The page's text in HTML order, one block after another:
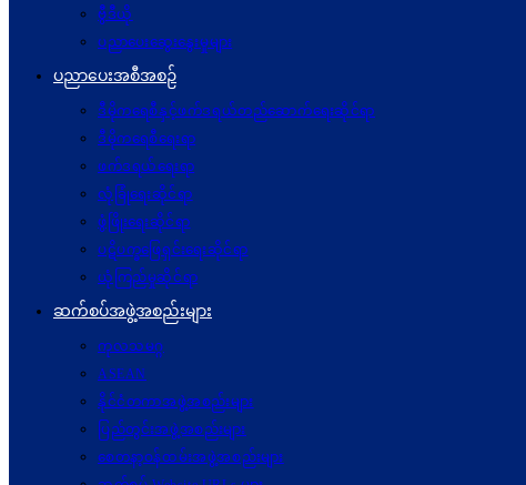
ဗွီဒီယို
ပညာပေးဆွေးနွေးမှုများ
ပညာပေးအစီအစဉ်
ဒီမိုကရေစီနှင့်ဖက်ဒရယ်တည်ဆောက်ရေးဆိုင်ရာ
ဒီမိုကရေစီရေးရာ
ဖက်ဒရယ်ရေးရာ
လုံခြုံရေးဆိုင်ရာ
ဖွံဖြိုးရေးဆိုင်ရာ
ပဋိပက္ခ‌ဖြေရှင်းရေးဆိုင်ရာ
ယုံကြည်မှုဆိုင်ရာ
ဆက်စပ်အဖွဲ့အစည်းများ
ကုလသမဂ္ဂ
ASEAN
နိုင်ငံတကာအဖွဲ့အစည်းများ
ပြည်တွင်းအဖွဲ့အစည်းများ
စေတနာ့ဝန်ထမ်းအဖွဲ့အစည်းများ